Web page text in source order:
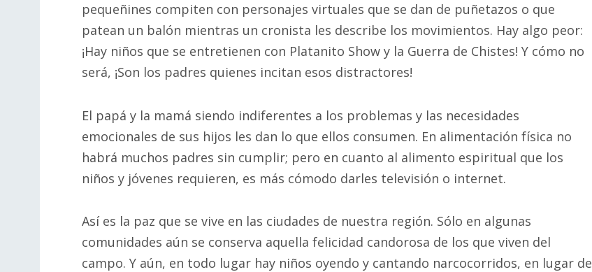
pequeñines compiten con personajes virtuales que se dan de puñetazos o que
patean un balón mientras un cronista les describe los movimientos. Hay algo peor:
¡Hay niños que se entretienen con Platanito Show y la Guerra de Chistes! Y cómo no
será, ¡Son los padres quienes incitan esos distractores!
El papá y la mamá siendo indiferentes a los problemas y las necesidades
emocionales de sus hijos les dan lo que ellos consumen. En alimentación física no
habrá muchos padres sin cumplir; pero en cuanto al alimento espiritual que los
niños y jóvenes requieren, es más cómodo darles televisión o internet.
Así es la paz que se vive en las ciudades de nuestra región. Sólo en algunas
comunidades aún se conserva aquella felicidad candorosa de los que viven del
campo. Y aún, en todo lugar hay niños oyendo y cantando narcocorridos, en lugar de